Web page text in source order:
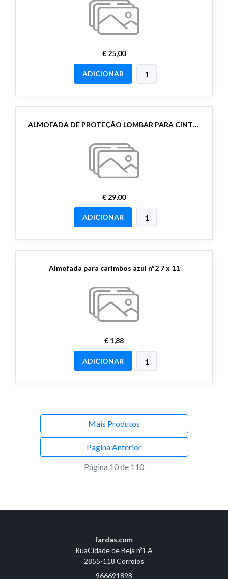
€ 25,00
ADICIONAR
ALMOFADA DE PROTEÇÃO LOMBAR PARA CINTURÃO TÁTICO TAMANHO GRANDE - COP
€ 29,00
ADICIONAR
Almofada para carimbos azul nº2 7 x 11
€ 1,88
ADICIONAR
Mais Produtos
Página Anterior
Página 10 de 110
fardas.com
RuaCidade de Beja nº1 A
2855-118 Corroios
966691898